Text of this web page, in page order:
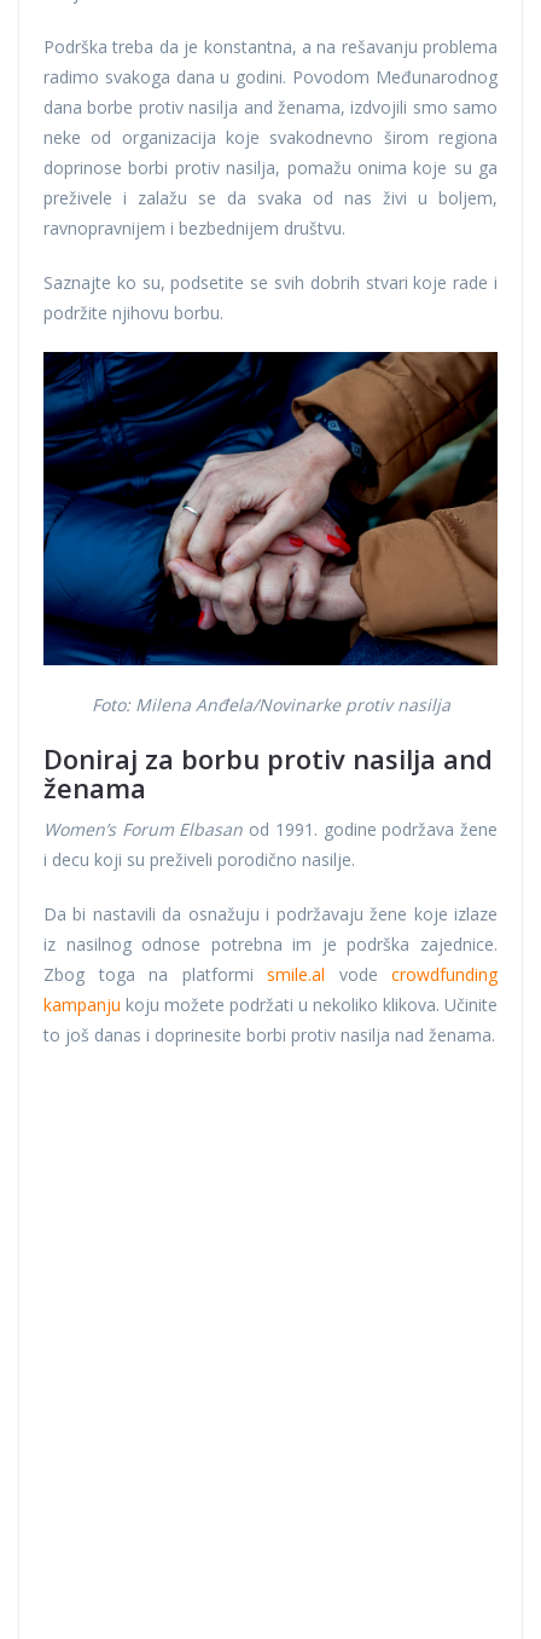
Podrška treba da je konstantna, a na rešavanju problema
radimo svakoga dana u godini. Povodom Međunarodnog
dana borbe protiv nasilja and ženama, izdvojili smo samo
neke od organizacija koje svakodnevno širom regiona
doprinose borbi protiv nasilja, pomažu onima koje su ga
preživele i zalažu se da svaka od nas živi u boljem,
ravnopravnijem i bezbednijem društvu.
Saznajte ko su, podsetite se svih dobrih stvari koje rade i
podržite njihovu borbu.
Foto: Milena Anđela/Novinarke protiv nasilja
Doniraj za borbu protiv nasilja and
ženama
Women’s Forum Elbasan od 1991. godine podržava žene
i decu koji su preživeli porodično nasilje.
Da bi nastavili da osnažuju i podržavaju žene koje izlaze
iz nasilnog odnose potrebna im je podrška zajednice.
Zbog toga na platformi smile.al vode crowdfunding
kampanju koju možete podržati u nekoliko klikova. Učinite
to još danas i doprinesite borbi protiv nasilja nad ženama.